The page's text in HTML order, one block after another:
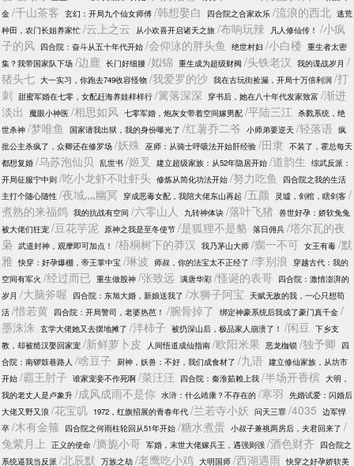
金 /千山茶客 玄幻：开局九个仙女师傅 /韩想娶白 四合院之合家欢乐 /流浪的西北 逃荒
种田，农门长姐养家忙 /云上之云 从小欢喜开启诸天之旅 /布响玩辣 凡人修仙传！ /小疯
子的风 四合院：奋斗从五十年代开始 /会仰泳的胖头鱼 绝世村妇 /小白楼 重生者太密
集？我带国家队下场 /边鹿 长门好细腰 /姒锦 重生成为超级财阀 /头铁老汉 我的谍战岁月 /
猪头七 大一实习，你跑去749收容怪物 /我爱罗的沙 我在古玩街捡漏，开局十万倍利润 /打
刺 甜蜜军婚在七零，女配赶海养娃样样行 /篱落深深 穿书后，她在八十年代发家致富 /渐进
淡出
魔眼小神医 /相思如风 七零军婚，炮灰女带着空间嫁男配 /平陆三江 杀戮系统，绝
世杀神 /梦唯鱼 国家请我出狱，我的身份曝光了 /红薯乔二爷 小师弟要逆天 /轻落语 疯
批公主杀疯了，众卿还在修罗场 /妖殊 巫师：从骑士呼吸法开始肝经验 /田隶 不装了，霍总每天
都想复婚 /乌苏泡仙贝 乱世书 /姬叉 建立超级家族：从52年隐居开始 /道韵生 综武反派：
开局征服宁中则 /吃小龙虾不吐虾头 修炼从简化功法开始 /努力吃鱼
四合院之我的生活
主打个随心随性 /夜域灬幽冥 穿成恶毒女配，我陪大佬东山再起 /五颜 灵墟，剑棺，瞎剑客 /
煮熟的来福鸽 我的抗战有空间 /六零山人 九转神体诀 /落叶飞猪 兽世好孕：娇软兔兔
被大佬们狂宠 /豆花芋泥 原神之我是至冬使节 /是狐狸不是貉 落日佣兵 /塔尔瓦的夜
枭 武道封神，观摩即可加点！ /梧桐树下的莽汉 我乃茅山大师 /瘸一不可 女王有毒 /默
雅 快穿：好孕爆棚，帝王掌中宝 /琳波 师叔，你的法宝太不正经了 /李别浪
穿越古代：我的
空间有军火 /经过而已 重生做股神 /张致远 满唐华彩 /怪诞的表哥
四合院：激情澎湃的
岁月 /大脑斧喔 四合院：东旭大婚，新娘送我了 /水狮子阿宝 天赋无敌的我，一心只想苟
活 /惜若黄 四合院：开局警司，老婆热芭！ /腕骨掉了 绑定神豪系统后我成了豪门真千金 /
墨洙洙 玄学大佬她又去摆地摊了 /洋柿子 被扔深山后，极品家人崩溃了！ /闲豆 下乡支
教，却被糙汉娶回家宠 /新鲜萝卜皮 人间悟道成仙指南 /欧阳米果 恶龙枷锁 /独予卿
四
合院：南锣鼓巷路人 /啥豆子 厨神，妖兽：不好，我们成食材了 /九语 建立修仙家族，从坊市
开始 /霸王肘子 谁家宠妾不作死啊 /菜汪汪 四合院：秦淮茹赖上我 /半场开香槟 大明，
我的老丈人是卢象升 /成风成雨不是你 水浒：什么靖康？不存在的 /寒羽 先婚试爱：闪婚后
大佬又野又浪 /花宝叽 1972，红旗招展的青春年代 /兰若寺小妖 问天三罪 /4035 边军悍
卒 /木有金箍 四合院之何雨柱轮回从51年开始 /糖水煮蛋 小叔子兼祧两房后，夫君回来了 /
兔紫月上
正义的使命 /旖旎小哥 军婚，末世大佬嫁兵王，遇强则强 /酒色财齐
四合院之
系统逼我当反派 /北辰默 万族之劫 /老鹰吃小鸡 大明国师 /西湖遇雨 快穿之好孕娇软美